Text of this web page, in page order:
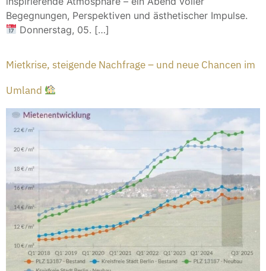
Begegnungen, Perspektiven und ästhetischer Impulse.
Donnerstag, 05. […]
Mietkrise, steigende Nachfrage – und neue Chancen im
Umland